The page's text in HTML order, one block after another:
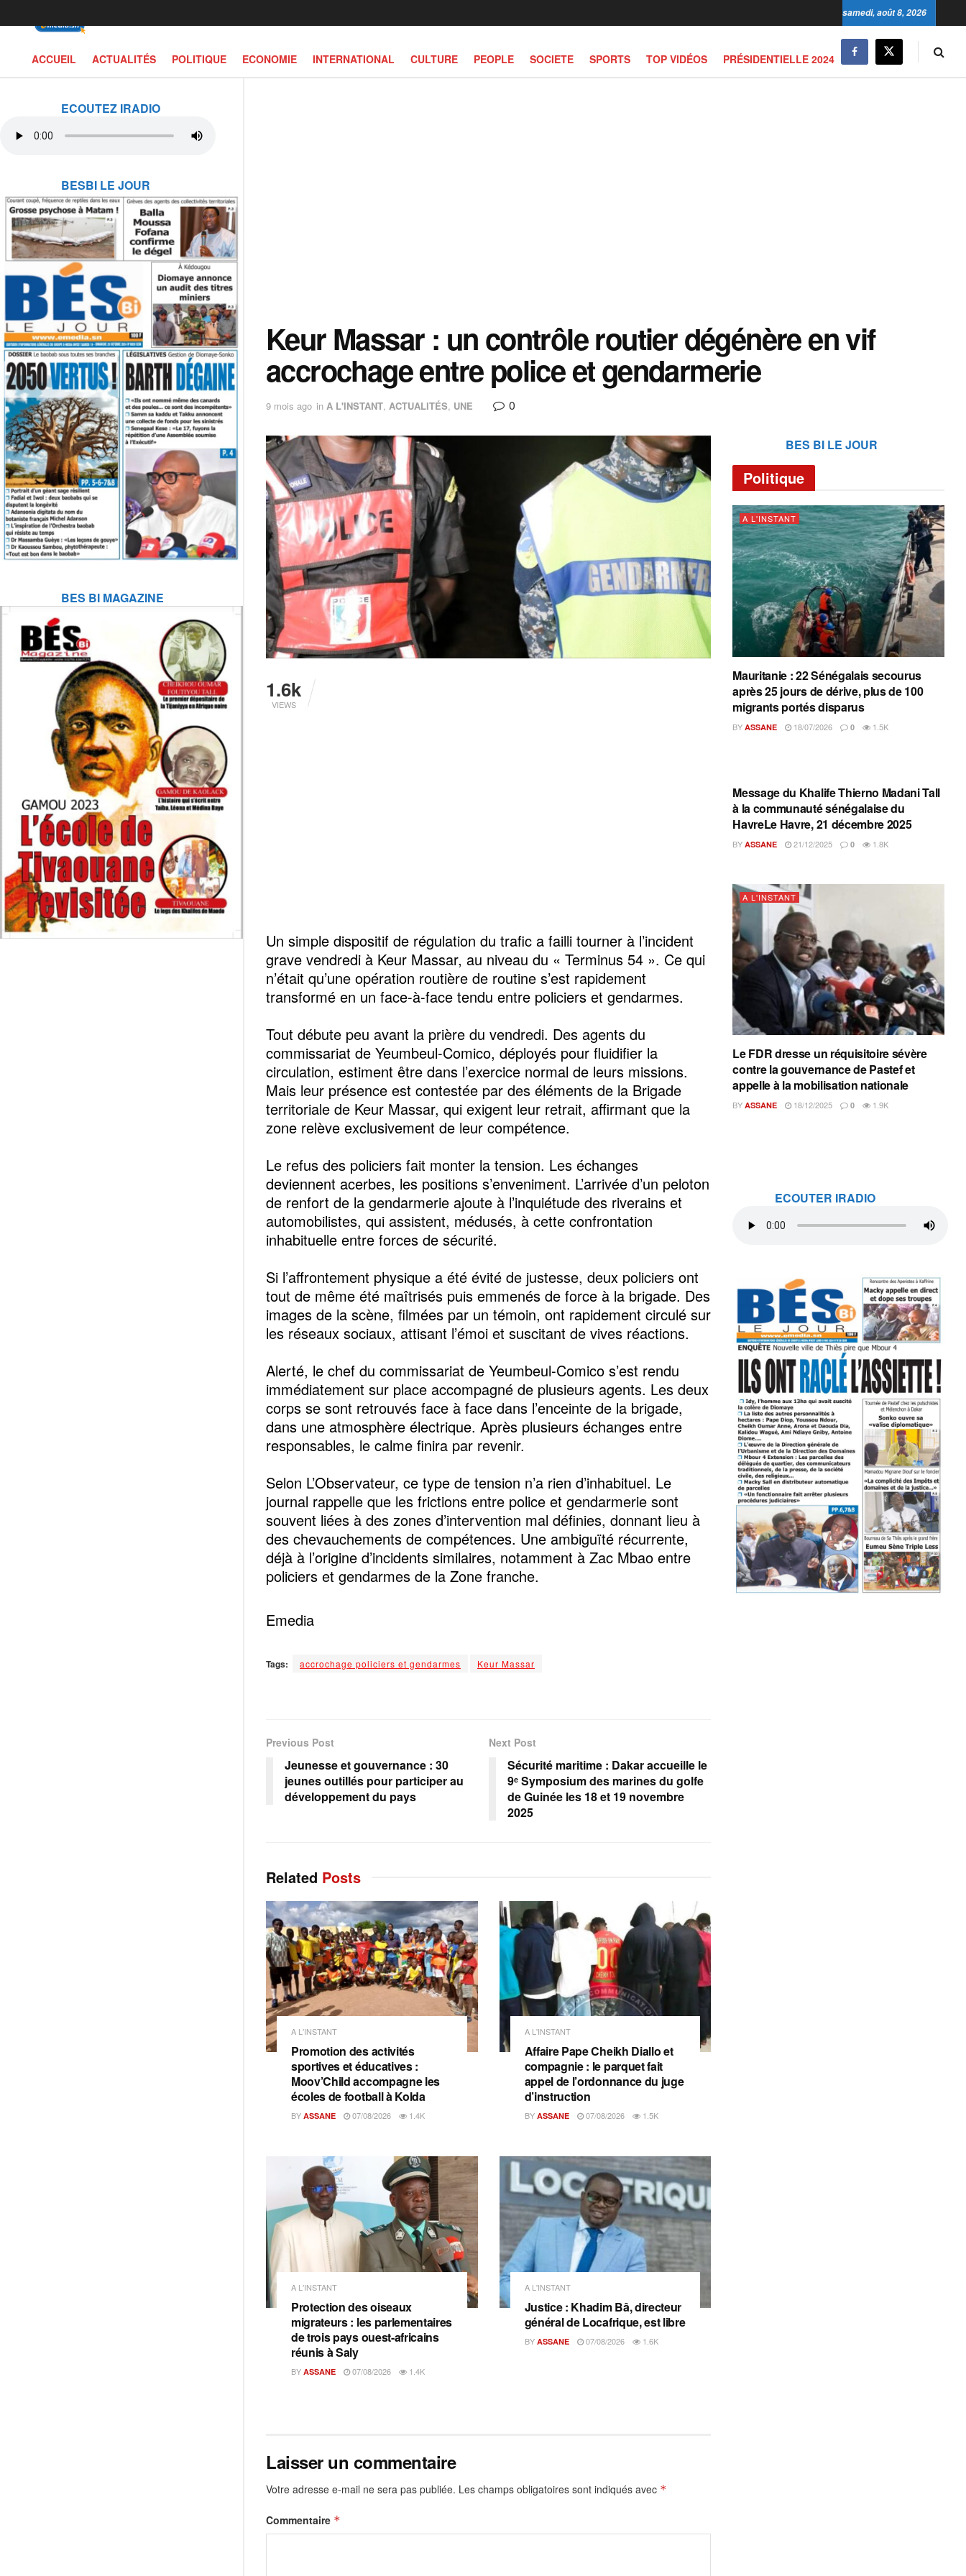
ECOUTEZ IRADIO
BESBI LE JOUR
BES BI MAGAZINE
samedi, août 8, 2026
ACCUEIL ACTUALITÉS POLITIQUE ECONOMIE INTERNATIONAL CULTURE PEOPLE SOCIETE SPORTS TOP VIDÉOS PRÉSIDENTIELLE 2024
Keur Massar : un contrôle routier dégénère en vif
accrochage entre police et gendarmerie
9 mois ago in A L'INSTANT, ACTUALITÉS, UNE 0
1.6k
VIEWS
Un simple dispositif de régulation du trafic a failli tourner à l’incident
grave vendredi à Keur Massar, au niveau du « Terminus 54 ». Ce qui
n’était qu’une opération routière de routine s’est rapidement
transformé en un face-à-face tendu entre policiers et gendarmes.
Tout débute peu avant la prière du vendredi. Des agents du
commissariat de Yeumbeul-Comico, déployés pour fluidifier la
circulation, estiment être dans l’exercice normal de leurs missions.
Mais leur présence est contestée par des éléments de la Brigade
territoriale de Keur Massar, qui exigent leur retrait, affirmant que la
zone relève exclusivement de leur compétence.
Le refus des policiers fait monter la tension. Les échanges
deviennent acerbes, les positions s’enveniment. L’arrivée d’un peloton
de renfort de la gendarmerie ajoute à l’inquiétude des riverains et
automobilistes, qui assistent, médusés, à cette confrontation
inhabituelle entre forces de sécurité.
Si l’affrontement physique a été évité de justesse, deux policiers ont
tout de même été maîtrisés puis emmenés de force à la brigade. Des
images de la scène, filmées par un témoin, ont rapidement circulé sur
les réseaux sociaux, attisant l’émoi et suscitant de vives réactions.
Alerté, le chef du commissariat de Yeumbeul-Comico s’est rendu
immédiatement sur place accompagné de plusieurs agents. Les deux
corps se sont retrouvés face à face dans l’enceinte de la brigade,
dans une atmosphère électrique. Après plusieurs échanges entre
responsables, le calme finira par revenir.
Selon L’Observateur, ce type de tension n’a rien d’inhabituel. Le
journal rappelle que les frictions entre police et gendarmerie sont
souvent liées à des zones d’intervention mal définies, donnant lieu à
des chevauchements de compétences. Une ambiguïté récurrente,
déjà à l’origine d’incidents similaires, notamment à Zac Mbao entre
policiers et gendarmes de la Zone franche.
Emedia
Tags: accrochage policiers et gendarmes Keur Massar
Previous Post
Jeunesse et gouvernance : 30
jeunes outillés pour participer au
développement du pays
Next Post
Sécurité maritime : Dakar accueille le
9ᵉ Symposium des marines du golfe
de Guinée les 18 et 19 novembre
2025
Related Posts
A L'INSTANT
Promotion des activités
sportives et éducatives :
Moov’Child accompagne les
écoles de football à Kolda
BY ASSANE 07/08/2026 1.4K
A L'INSTANT
Affaire Pape Cheikh Diallo et
compagnie : le parquet fait
appel de l’ordonnance du juge
d’instruction
BY ASSANE 07/08/2026 1.5K
A L'INSTANT
Protection des oiseaux
migrateurs : les parlementaires
de trois pays ouest-africains
réunis à Saly
BY ASSANE 07/08/2026 1.4K
A L'INSTANT
Justice : Khadim Bâ, directeur
général de Locafrique, est libre
BY ASSANE 07/08/2026 1.6K
Laisser un commentaire
Votre adresse e-mail ne sera pas publiée. Les champs obligatoires sont indiqués avec *
Commentaire *
BES BI LE JOUR
Politique
A L'INSTANT
Mauritanie : 22 Sénégalais secourus
après 25 jours de dérive, plus de 100
migrants portés disparus
BY ASSANE 18/07/2026 0 1.5K
A L'INSTANT
Message du Khalife Thierno Madani Tall
à la communauté sénégalaise du
HavreLe Havre, 21 décembre 2025
BY ASSANE 21/12/2025 0 1.8K
A L'INSTANT
Le FDR dresse un réquisitoire sévère
contre la gouvernance de Pastef et
appelle à la mobilisation nationale
BY ASSANE 18/12/2025 0 1.9K
ECOUTER IRADIO